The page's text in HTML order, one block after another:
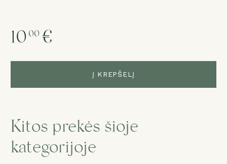
10 00 €
Į KREPŠELĮ
Kitos prekės šioje
kategorijoje